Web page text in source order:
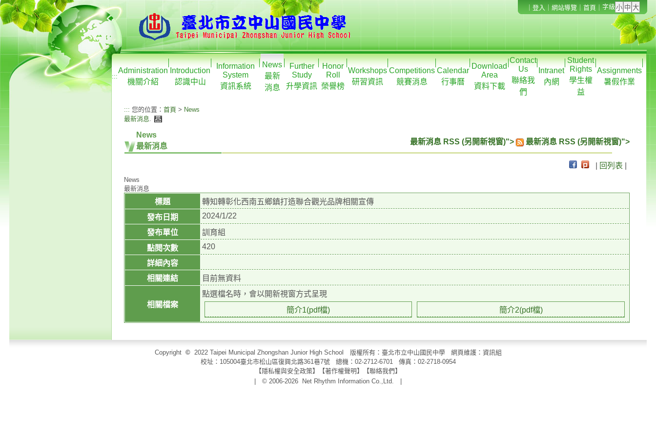
登入 網站導覽 首頁 字級
:::
Administration
機關介紹
Introduction
認識中山
Information
System
資訊系統
News
最新
消息
Further
Study
升學資訊
Honor
Roll
榮譽榜
Workshops
研習資訊
Competitions
競賽消息
Calendar
行事曆
Download
Area
資料下載
Contact
Us
聯絡我
們
Intranet
內網
Student
Rights
學生權
益
Assignments
暑假作業
::: 您的位置： 首頁 > News
最新消息.
News
最新消息
最新消息 RSS (另開新視窗)"> 最新消息 RSS (另開新視窗)">
回列表
News
最新消息
標題
轉知轉彰化西南五鄉鎮打造聯合觀光品牌相關宣傳
發布日期
2024/1/22
發布單位
訓育組
點閱次數
420
詳細內容
相關連結
目前無資料
相關檔案
點選檔名時，會以開新視窗方式呈現
簡介1(pdf檔)
簡介2(pdf檔)
Copyright © 2022 Taipei Municipal Zhongshan Junior High School 版權所有：臺北市立中山國民中學 網頁維護：資訊組
校址：105004臺北市松山區復興北路361巷7號 總機：02-2712-6701 傳真： 02-2718-0954
【隱私權與安全政策】【著作權聲明 】 【聯絡我們 】
| © 2006-2026
Net Rhythm Information Co.,Ltd.